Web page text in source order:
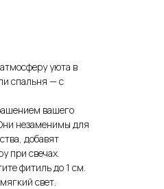
уюта в
спальня — с
вашего
незаменимы для
добавят
при свечах.
фитиль до 1 см.
свет.